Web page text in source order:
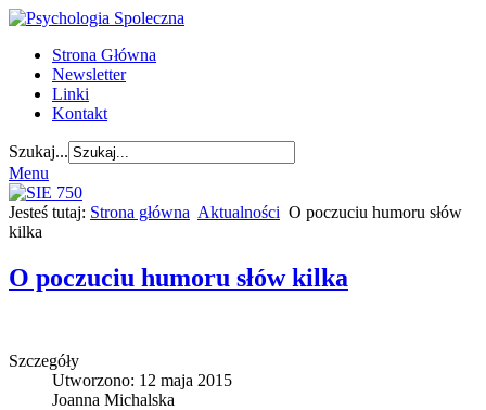
Strona Główna
Newsletter
Linki
Kontakt
Szukaj...
Menu
Jesteś tutaj: Strona główna Aktualności O poczuciu humoru słów
kilka
O poczuciu humoru słów kilka
Szczegóły
Utworzono: 12 maja 2015
Joanna Michalska